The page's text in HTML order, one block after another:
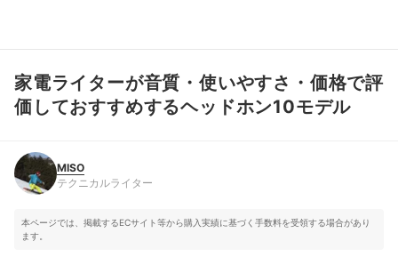
MISO
テクニカルライター
家電ライターが音質・使いやすさ・価格で評
価しておすすめするヘッドホン10モデル
MISO
テクニカルライター
本ページでは、掲載するECサイト等から購入実績に基づく手数料を受領する場合があり
ます。